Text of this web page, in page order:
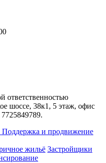
ответственностью
шоссе, 38к1, 5 этаж, офис
Поддержка и продвижение
жильё Застройщики